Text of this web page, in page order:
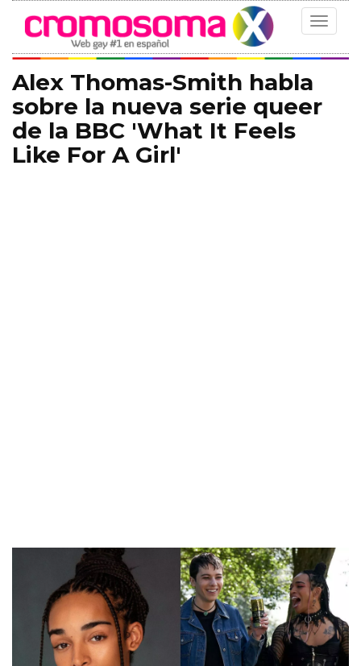
Toggle
Alex Thomas-Smith habla
sobre la nueva serie queer
de la BBC 'What It Feels
Like For A Girl'